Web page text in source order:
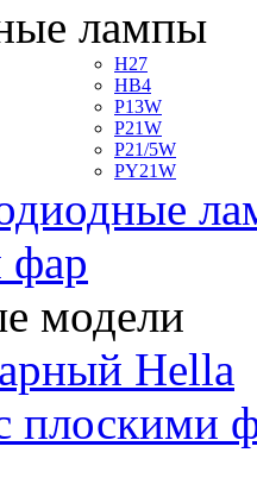
лампы
H27
HB4
P13W
P21W
P21/5W
PY21W
фар
модели
Hella
плоскими